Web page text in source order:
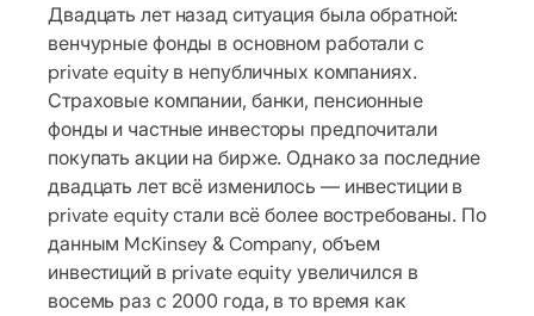
Двадцать лет назад ситуация была обратной:
венчурные фонды в основном работали с
private equity в непубличных компаниях.
Страховые компании, банки, пенсионные
фонды и частные инвесторы предпочитали
покупать акции на бирже. Однако за последние
двадцать лет всё изменилось — инвестиции в
private equity стали всё более востребованы. По
данным McKinsey & Company, объем
инвестиций в private equity увеличился в
восемь раз с 2000 года, в то время как